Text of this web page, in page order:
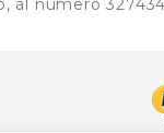
al numero